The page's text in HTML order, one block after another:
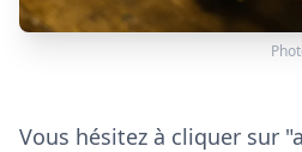
Vous hésitez à cliquer sur